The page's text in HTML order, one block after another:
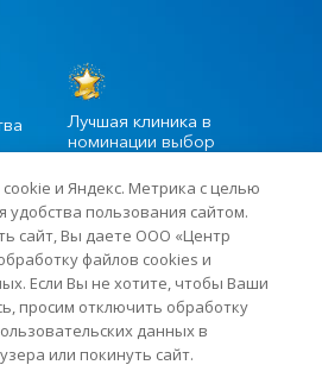
Лучшая клиника в
номинации выбор
сайт сети многопрофильных клиник
от 13 апреля 2018 года · ИНН
и Яндекс. Метрика с целью
пользования сайтом.
сайт, Вы даете ООО «Центр
файлов cookies и
Если Вы не хотите, чтобы Ваши
просим отключить обработку
данных в
или покинуть сайт.